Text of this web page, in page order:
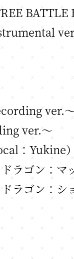
BATTLE
ver.
ver.～
：Yukine
ラゴン：マ
ラゴン：シ